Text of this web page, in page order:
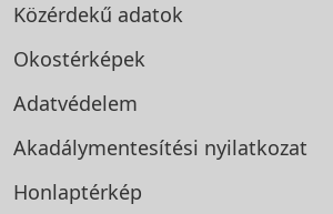
Közérdekű adatok
Okostérképek
Adatvédelem
Akadálymentesítési nyilatkozat
Honlaptérkép